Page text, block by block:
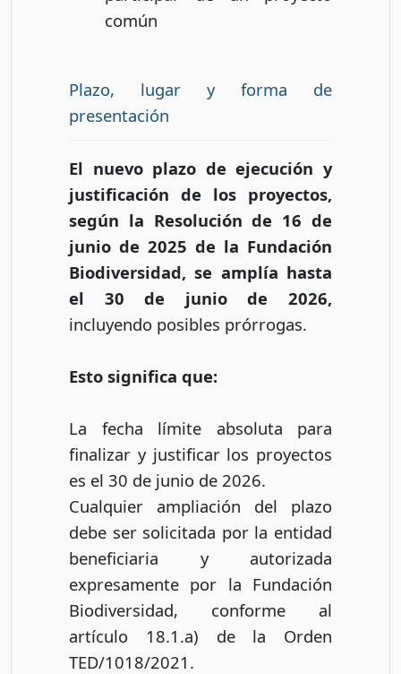
común
Plazo, lugar y forma de
presentación
El nuevo plazo de ejecución y
justificación de los proyectos,
según la Resolución de 16 de
junio de 2025 de la Fundación
Biodiversidad, se amplía hasta
el 30 de junio de 2026,
incluyendo posibles prórrogas.
Esto significa que:
La fecha límite absoluta para
finalizar y justificar los proyectos
es el 30 de junio de 2026.
Cualquier ampliación del plazo
debe ser solicitada por la entidad
beneficiaria y autorizada
expresamente por la Fundación
Biodiversidad, conforme al
artículo 18.1.a) de la Orden
TED/1018/2021.